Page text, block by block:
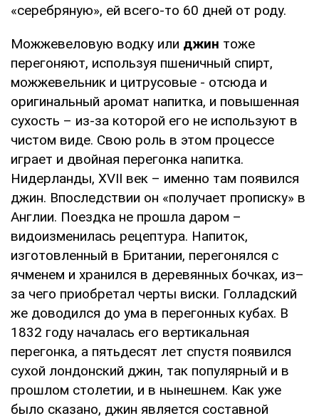
«серебряную», ей всего-то 60 дней от роду.
Можжевеловую водку или джин тоже
перегоняют, используя пшеничный спирт,
можжевельник и цитрусовые - отсюда и
оригинальный аромат напитка, и повышенная
сухость – из-за которой его не используют в
чистом виде. Свою роль в этом процессе
играет и двойная перегонка напитка.
Нидерланды, XVII век – именно там появился
джин. Впоследствии он «получает прописку» в
Англии. Поездка не прошла даром –
видоизменилась рецептура. Напиток,
изготовленный в Британии, перегонялся с
ячменем и хранился в деревянных бочках, из–
за чего приобретал черты виски. Голладский
же доводился до ума в перегонных кубах. В
1832 году началась его вертикальная
перегонка, а пятьдесят лет спустя появился
сухой лондонский джин, так популярный и в
прошлом столетии, и в нынешнем. Как уже
было сказано, джин является составной